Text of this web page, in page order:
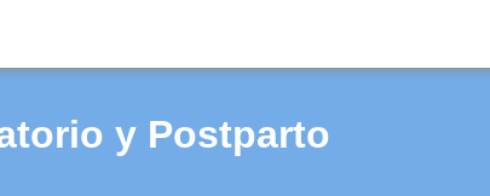
y Postparto